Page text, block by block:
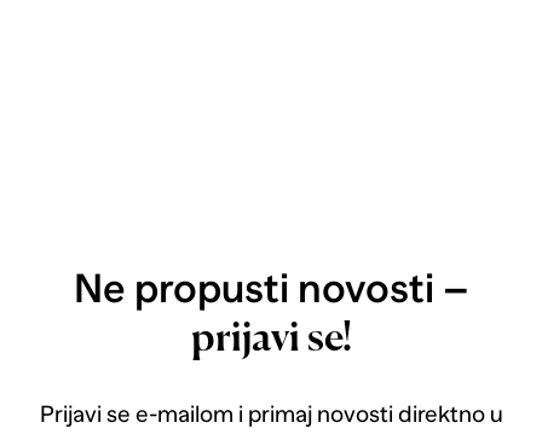
Ne propusti novosti –
prijavi se!
Prijavi se e-mailom i primaj novosti direktno u